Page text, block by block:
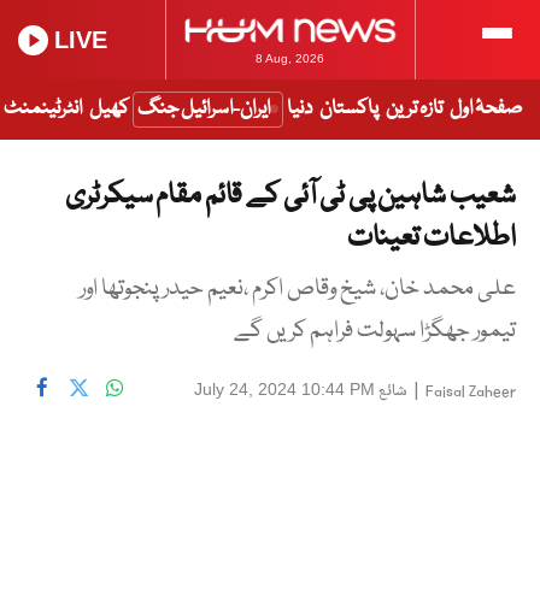
8 Aug, 2026
LIVE
صفحۂ اول تازہ ترین پاکستان دنیا ایران-اسرائیل جنگ کھیل انٹرٹینمنٹ
شعیب شاہین پی ٹی آئی کے قائم مقام سیکرٹری
اطلاعات تعینات
علی محمد خان، شیخ وقاص اکرم ،نعیم حیدر پنجوتھا اور
تیمور جھگڑا سہولت فراہم کریں گے
Faisal Zaheer
| شائع July 24, 2024 10:44 PM